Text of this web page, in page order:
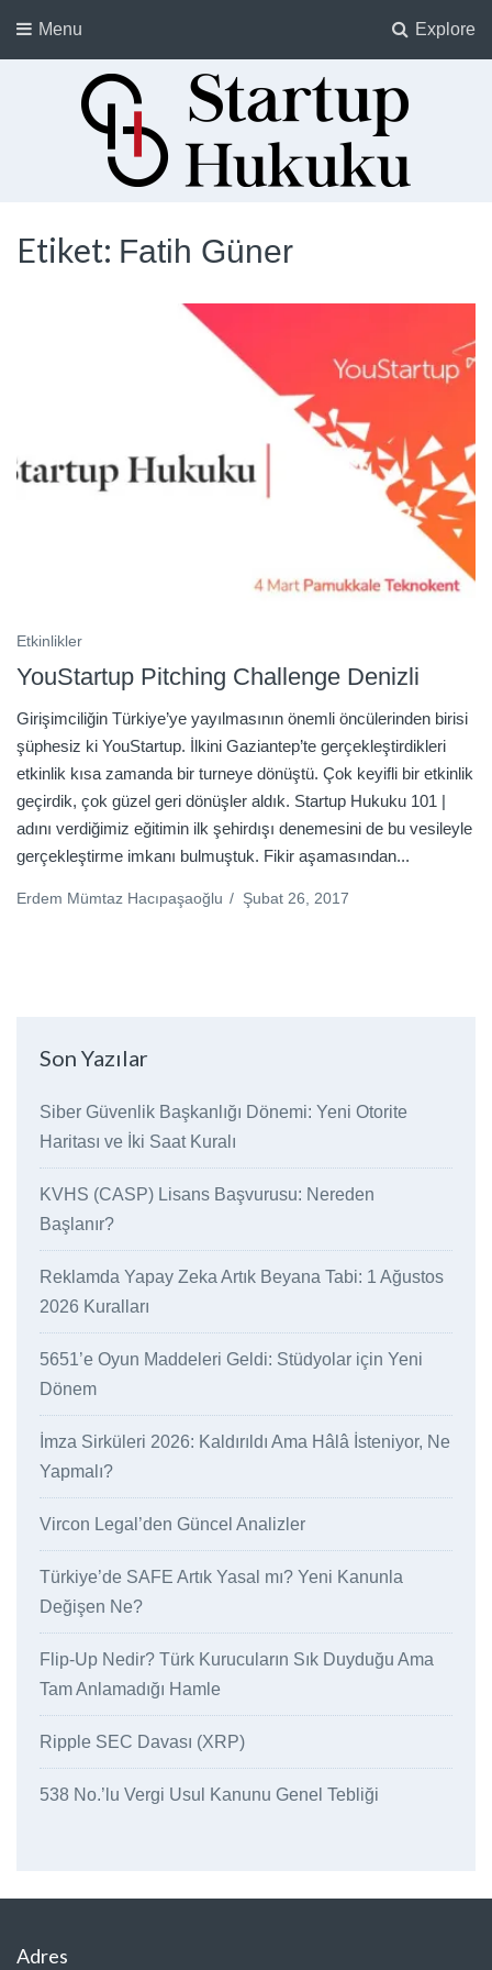
Explore
Menu
Etiket: Fatih Güner
Etkinlikler
YouStartup Pitching Challenge Denizli
Girişimciliğin Türkiye’ye yayılmasının önemli öncülerinden birisi
şüphesiz ki YouStartup. İlkini Gaziantep’te gerçekleştirdikleri
etkinlik kısa zamanda bir turneye dönüştü. Çok keyifli bir etkinlik
geçirdik, çok güzel geri dönüşler aldık. Startup Hukuku 101 |
adını verdiğimiz eğitimin ilk şehirdışı denemesini de bu vesileyle
gerçekleştirme imkanı bulmuştuk. Fikir aşamasından...
Erdem Mümtaz Hacıpaşaoğlu / Şubat 26, 2017
Son Yazılar
Siber Güvenlik Başkanlığı Dönemi: Yeni Otorite
Haritası ve İki Saat Kuralı
KVHS (CASP) Lisans Başvurusu: Nereden
Başlanır?
Reklamda Yapay Zeka Artık Beyana Tabi: 1 Ağustos
2026 Kuralları
5651’e Oyun Maddeleri Geldi: Stüdyolar için Yeni
Dönem
İmza Sirküleri 2026: Kaldırıldı Ama Hâlâ İsteniyor, Ne
Yapmalı?
Vircon Legal’den Güncel Analizler
Türkiye’de SAFE Artık Yasal mı? Yeni Kanunla
Değişen Ne?
Flip-Up Nedir? Türk Kurucuların Sık Duyduğu Ama
Tam Anlamadığı Hamle
Ripple SEC Davası (XRP)
538 No.’lu Vergi Usul Kanunu Genel Tebliği
Adres